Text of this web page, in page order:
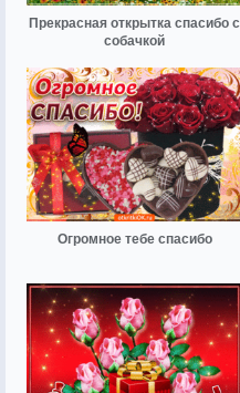
Прекрасная открытка спасибо с
собачкой
Огромное тебе спасибо